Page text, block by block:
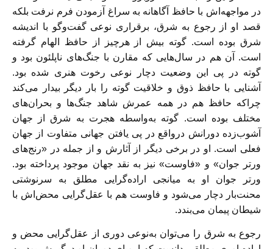
در مواجهه‌اش با حافظ آگاهانه به سراغ آزمودن فرم نرفت بلکه
قصد او از رجوع به شرق، برقراری نوعی گفت‌وگو با اندیشه
شرق بوده است. گوته بیش از هرچیز از حافظ الهام گرفته
است. آن هم در سال‌هایی که مقارن با جنگ‌های ناپلئون بود و
گوته در پی این وضعیت دچار نوعی رخوت هنری شده بود.
آشنایی با حافظ ذوق و خلاقیت گوته را بار دیگر بیدار می‌کند
چراکه حافظ هم در همه عمرش شاهد جنگ‌ها و بحران‌های
مختلف بوده است. گوته به‌واسطه هجرت به شرق از جهان
آشوب‌زده دورانش درواقع در پی یافتن جهانی متفاوت از جهان
فعلی است. او در برخی دیگر از آثارش و از جمله در «رنج‌های
ورتر جوان» و «فاوست» نیز به نقد جهان موجود پرداخته بود.
ورتر جوان او به میانجی اراده‌گرایی مطلق به سرنوشتی
محنت‌بار دچار می‌شود و فاوست هم با عقل‌گرایی محض‌اش با
شیطان پیمان می‌بندد.
رجوع به شرق را می‌توان به‌نوعی دوری از عقل‌گرایی محض و